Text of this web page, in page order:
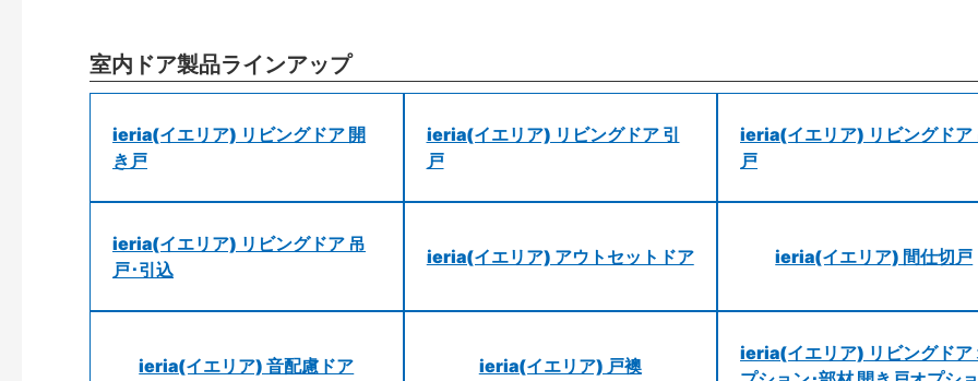
室内ドア製品ラインアップ
ieria(イエリア) リビングドア 開
き戸
ieria(イエリア) リビングドア 引
戸
ieria(イエリア) リビングドア
戸
ieria(イエリア) リビングドア 吊
戸･引込
ieria(イエリア) アウトセットドア ieria(イエリア) 間仕切戸
ieria(イエリア) 音配慮ドア ieria(イエリア) 戸襖
ieria(イエリア) リビングドア